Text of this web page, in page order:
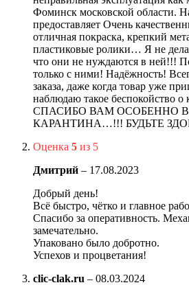
Фоминск московской области.
предоставляет Очень
отличная покраска, крепкий
пластиковые ролики… Я не
что они не нуждаются в ней!!!
только с ними! Надёжность!
заказа, даже когда товар уже
наблюдаю такое беспокойство
СПАСИБО ВАМ ОСОБЕННО
КАРАНТИНА…!!! БУДЬТЕ
Оценка 5 из 5
Дмитрий – 17.08.2023
Добрый день!
Всё быстро, чётко и главное
Спасибо за оперативность.
замечательно.
Упаковано было добротно.
Успехов и процветания!
clic-clak.ru – 08.03.2024